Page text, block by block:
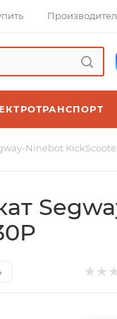
Ninebot